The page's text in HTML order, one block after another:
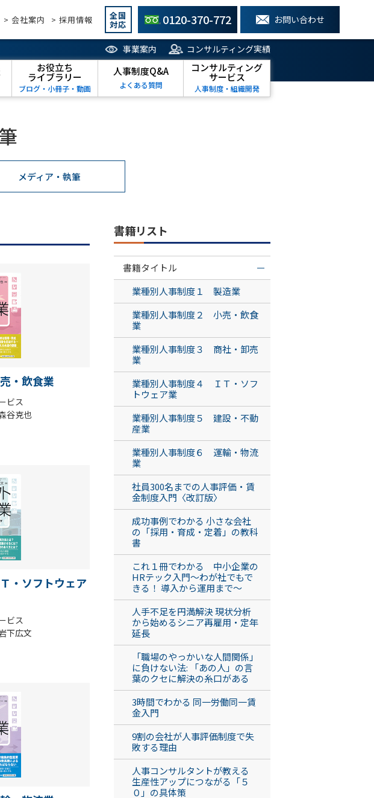
> 会社案内 > 採用情報 全国
対応 0120-370-772 お問い合わせ
事業案内 コンサルティング実績
お役立ち
ライブラリー
ブログ・小冊子・動画
人事制度Q&A
よくある質問
コンサルティング
サービス
人事制度・組織開発
メディア・執筆
・飲食業
ビス
谷克也
・ソフトウェア
ビス
下広文
書籍リスト
書籍タイトル
業種別人事制度１ 製造業
業種別人事制度２ 小売・飲食
業
業種別人事制度３ 商社・卸売
業
業種別人事制度４ ＩＴ・ソフ
トウェア業
業種別人事制度５ 建設・不動
産業
業種別人事制度６ 運輸・物流
業
社員300名までの人事評価・賃
金制度入門〈改訂版〉
成功事例でわかる 小さな会社
の「採用・育成・定着」の教科
書
これ１冊でわかる 中小企業の
HRテック入門～わが社でもで
きる！ 導入から運用まで～
人手不足を円満解決 現状分析
から始めるシニア再雇用・定年
延長
「職場のやっかいな人間関係」
に負けない法: 「あの人」の言
葉のクセに解決の糸口がある
3時間でわかる 同一労働同一賃
金入門
9割の会社が人事評価制度で失
敗する理由
人事コンサルタントが教える
生産性アップにつながる「５
０」の具体策